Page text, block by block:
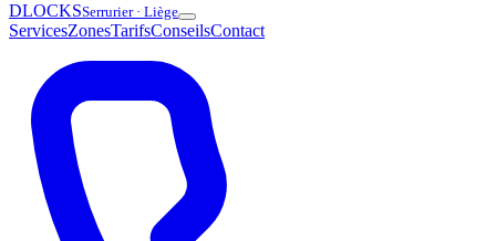
DLOCKSSerrurier · Liège
ServicesZonesTarifsConseilsContact